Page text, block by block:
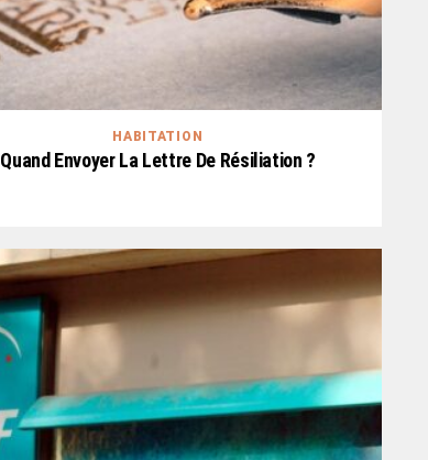
HABITATION
Quand Envoyer La Lettre De Résiliation ?